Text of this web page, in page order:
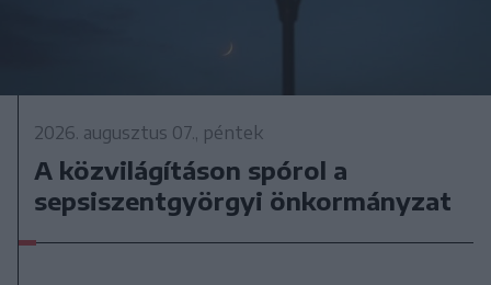
2026. augusztus 07., péntek
A közvilágításon spórol a
sepsiszentgyörgyi önkormányzat